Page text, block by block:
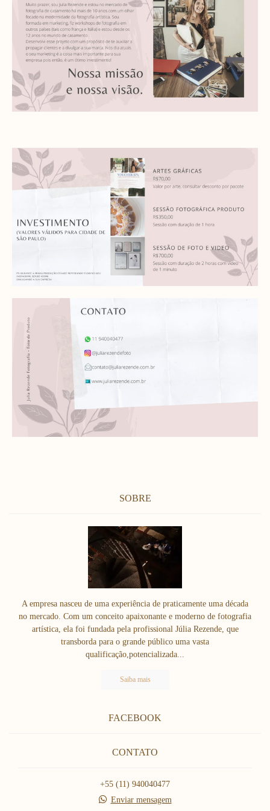
SOBRE
A empresa nasceu de uma experiência de praticamente uma década
no mercado. Com um conceito apaixonante e moderno de fotografia
artística, ela foi fundada pela profissional Júlia Rezende, que
transborda para o grande público uma vasta
qualificação,potencializada...
Saiba mais
FACEBOOK
CONTATO
+55 (11) 940040477
Enviar mensagem